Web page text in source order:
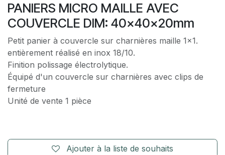
PANIERS MICRO MAILLE AVEC
COUVERCLE DIM: 40x40x20mm
Petit panier à couvercle sur charnières maille 1x1.
entièrement réalisé en inox 18/10.
Finition polissage électrolytique.
Équipé d'un couvercle sur charnières avec clips de
fermeture
Unité de vente 1 pièce
Ajouter à la liste de souhaits